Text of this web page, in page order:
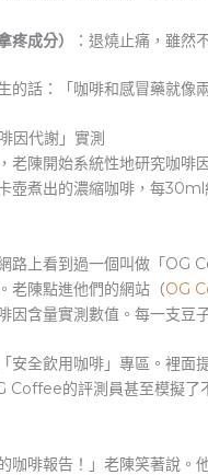
疼成分）
：退燒止痛，雖然
的話：「咖啡和感冒藥就像
因代謝」實測
老陳開始系統性地研究咖啡
壺煮出的濃縮咖啡，每
路上看到過一個叫做「OG
老陳點進他們的網站（OG
因含量實測數值。每一支豆
安全飲用咖啡」專區。裡面
Coffee的評測員甚至模擬
咖啡報告！」老陳笑著說